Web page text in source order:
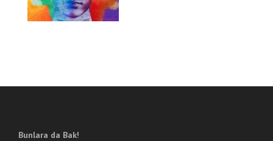
Bunlara da Bak!